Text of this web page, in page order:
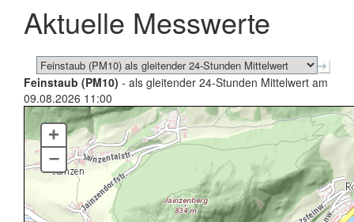
schließen
Aktuelle Messwerte
Feinstaub (PM10) - als gleitender 24-Stunden Mittelwert am
09.08.2026 11:00
+
–